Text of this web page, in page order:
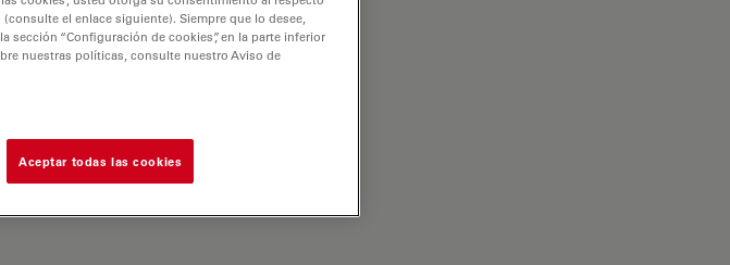
el enlace siguiente). Siempre que lo desee,
sección “Configuración de cookies”, en la parte inferior
nuestras políticas, consulte nuestro Aviso de
Aceptar todas las cookies